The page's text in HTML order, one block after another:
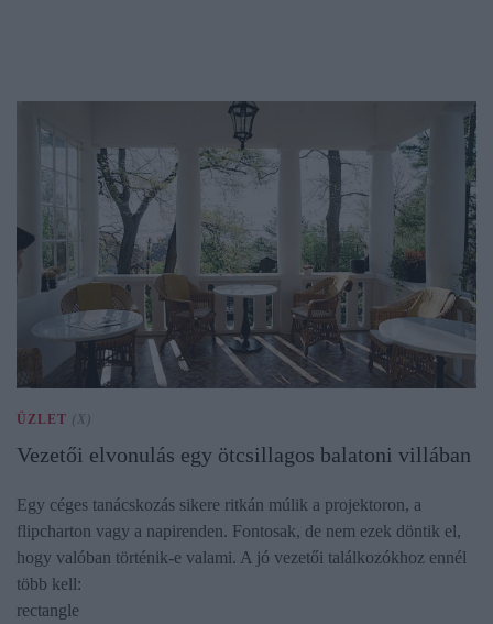
ÜZLET (X)
Vezetői elvonulás egy ötcsillagos balatoni villában
Egy céges tanácskozás sikere ritkán múlik a projektoron, a
flipcharton vagy a napirenden. Fontosak, de nem ezek döntik el,
hogy valóban történik-e valami. A jó vezetői találkozókhoz ennél
több kell:
rectangle